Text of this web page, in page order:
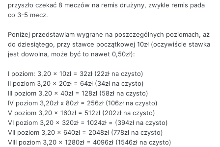
przyszło czekać 8 meczów na remis drużyny, zwykle remis pada
co 3-5 mecz.
Poniżej przedstawiam wygrane na poszczególnych poziomach, aż
do dziesiątego, przy stawce początkowej 10zł (oczywiście stawka
jest dowolna, może być to nawet 0,50zł):
I poziom: 3,20 x 10zł = 32zł (22zł na czysto)
II poziom 3,20 x 20zł = 64zł (34zł na czysto)
III poziom 3,20 x 40zł = 128zł (58zł na czysto)
IV poziom 3,20zł x 80zł = 256zł (106zł na czysto)
V poziom 3,20 x 160zł = 512zł (202zł na czysto)
VI poziom 3,20 x 320zł = 1024zł = (394zł na czysto)
VII poziom 3,20 x 640zł = 2048zł (778zł na czysto)
VIII poziom 3,20 x 1280zł = 4096zł (1546zł na czysto)